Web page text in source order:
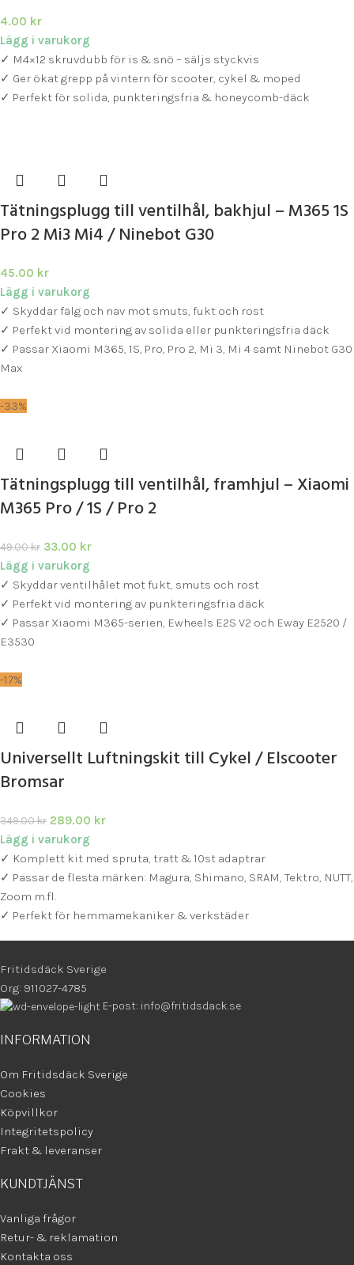
4.00 kr
Lägg i varukorg
✓ M4×12 skruvdubb för is & snö – säljs styckvis
✓ Ger ökat grepp på vintern för scooter, cykel & moped
✓ Perfekt för solida, punkteringsfria & honeycomb-däck
Tätningsplugg till ventilhål, bakhjul – M365 1S
Pro 2 Mi3 Mi4 / Ninebot G30
45.00 kr
Lägg i varukorg
✓ Skyddar fälg och nav mot smuts, fukt och rost
✓ Perfekt vid montering av solida eller punkteringsfria däck
✓ Passar Xiaomi M365, 1S, Pro, Pro 2, Mi 3, Mi 4 samt Ninebot G30
Max
-33%
Tätningsplugg till ventilhål, framhjul – Xiaomi
M365 Pro / 1S / Pro 2
49.00kr 33.00 kr
Lägg i varukorg
✓ Skyddar ventilhålet mot fukt, smuts och rost
✓ Perfekt vid montering av punkteringsfria däck
✓ Passar Xiaomi M365-serien, Ewheels E2S V2 och Eway E2520 /
E3530
-17%
Universellt Luftningskit till Cykel / Elscooter
Bromsar
349.00kr 289.00 kr
Lägg i varukorg
✓ Komplett kit med spruta, tratt & 10st adaptrar
✓ Passar de flesta märken: Magura, Shimano, SRAM, Tektro, NUTT,
Zoom m.fl.
✓ Perfekt för hemmamekaniker & verkstäder
Fritidsdäck Sverige
Org: 911027-4785
E-post: info@fritidsdack.se
INFORMATION
Om Fritidsdäck Sverige
Cookies
Köpvillkor
Integritetspolicy
Frakt & leveranser
KUNDTJÄNST
Vanliga frågor
Retur- & reklamation
Kontakta oss